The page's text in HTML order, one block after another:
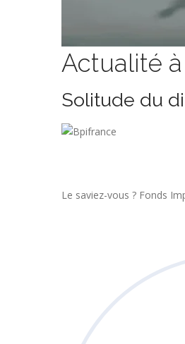
Actualité
Solitude du
Le saviez-vous ? Fonds